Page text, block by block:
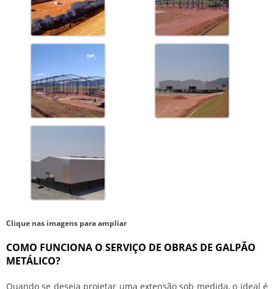
Clique nas imagens para ampliar
COMO FUNCIONA O SERVIÇO DE OBRAS DE GALPÃO
METÁLICO?
Quando se deseja projetar uma extensão sob medida, o ideal é